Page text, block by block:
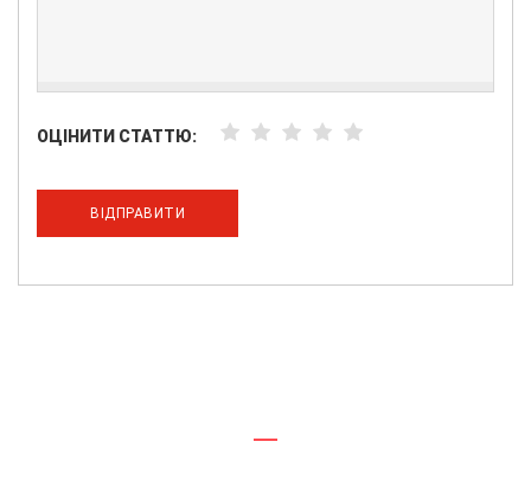
ОЦІНИТИ СТАТТЮ:
ВІДПРАВИТИ